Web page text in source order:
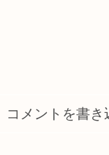
コメントを書き